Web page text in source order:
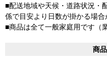
■配送地域や天候・道路状況・
係で目安より日数が掛かる場合
■商品は全て一般家庭用です（
商